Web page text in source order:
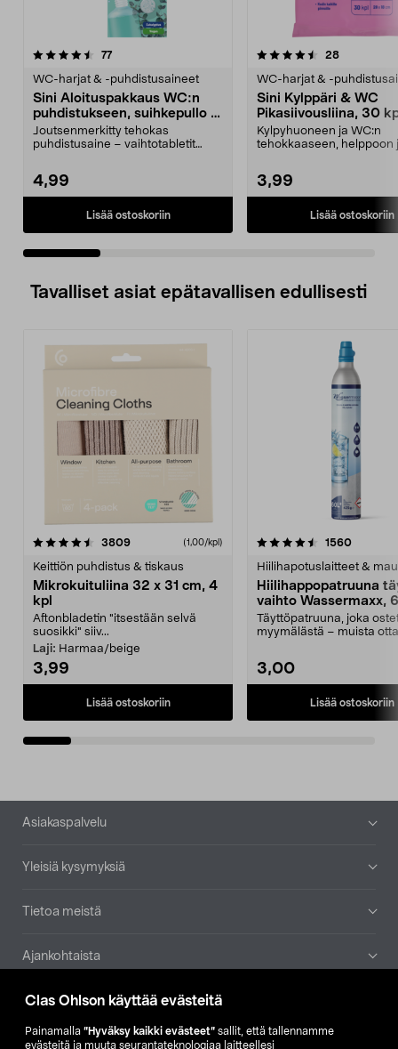
Clas Ohlson käyttää evästeitä
Painamalla ”Hyväksy kaikki evästeet” sallit, että tallennamme
evästeitä ja muuta seurantateknologiaa laitteellesi
77arvostelut
WC-harjat & -puhdistusaineet
Sini Aloituspakkaus WC:n
puhdistukseen, suihkepullo ja
2 tablettia
Joutsenmerkitty tehokas
puhdistusaine – vaihtotabletit
4,99
Lisää ostoskoriin
4.5 viidestä
28arvostelut
WC-harjat & -
Sini Kylppäri & WC
Pikasiivousliina, 30
Kylpyhuoneen ja WC:n
tehokkaaseen, helppoon
3,99
Lisää ostoskoriin
4.0 viidestä
Tavalliset asiat epätavallisen edullisesti
3809arvostelut (1,00/kpl)
Keittiön puhdistus & tiskaus
Mikrokuituliina 32 x 31 cm, 4
kpl
Aftonbladetin "itsestään selvä
suosikki" siiv...
Laji: Harmaa/beige
3,99
Lisää ostoskoriin
4.5viidestä
1560
Hiilihapotuslaitteet &
Hiilihappopatruuna
vaihto Wassermaxx,
Täyttöpatruuna, joka
myymälästä – muista
3,00
Lisää ostoskoriin
4.5viidestä
Alatunniste
Asiakaspalvelu
Yleisiä kysymyksiä
Tietoa meistä
Ajankohtaista
Muut yrityksemme
Etsi myymälä